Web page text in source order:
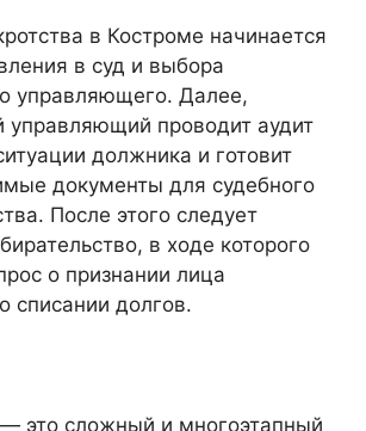
в Костроме начинается
в суд и выбора
управляющего. Далее,
управляющий проводит аудит
должника и готовит
документы для судебного
После этого следует
в ходе которого
о признании лица
списании долгов.
— это сложный и многоэтапный